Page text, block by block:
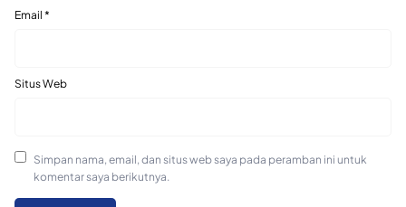
Email *
Situs Web
Simpan nama, email, dan situs web saya pada peramban ini untuk
komentar saya berikutnya.